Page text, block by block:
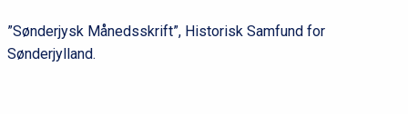
”Sønderjysk Månedsskrift”, Historisk Samfund for
Sønderjylland.